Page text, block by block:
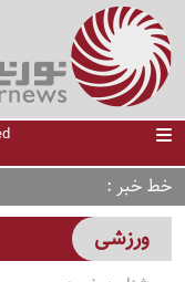
خط خبر
ورزشی